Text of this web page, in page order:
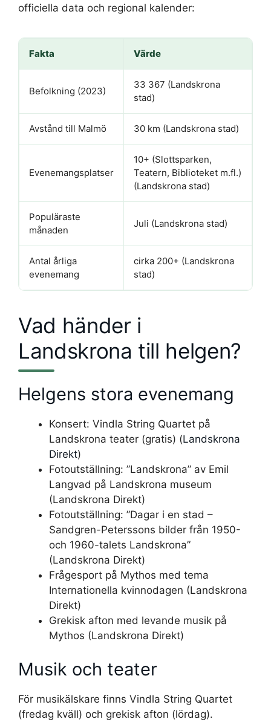
officiella data och regional kalender:
Fakta Värde
Befolkning (2023)
33 367 (Landskrona
stad)
Avstånd till Malmö 30 km (Landskrona stad)
Evenemangsplatser
10+ (Slottsparken,
Teatern, Biblioteket m.fl.)
(Landskrona stad)
Populäraste
månaden
Juli (Landskrona stad)
Antal årliga
evenemang
cirka 200+ (Landskrona
stad)
Vad händer i
Landskrona till helgen?
Helgens stora evenemang
Konsert: Vindla String Quartet på
Landskrona teater (gratis) (Landskrona
Direkt)
Fotoutställning: ”Landskrona” av Emil
Langvad på Landskrona museum
(Landskrona Direkt)
Fotoutställning: ”Dagar i en stad –
Sandgren-Peterssons bilder från 1950-
och 1960-talets Landskrona”
(Landskrona Direkt)
Frågesport på Mythos med tema
Internationella kvinnodagen (Landskrona
Direkt)
Grekisk afton med levande musik på
Mythos (Landskrona Direkt)
Musik och teater
För musikälskare finns Vindla String Quartet
(fredag kväll) och grekisk afton (lördag).